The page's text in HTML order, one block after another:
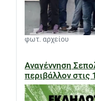
φωτ. αρχείου
Αναγέννηση
περιβάλλον στις